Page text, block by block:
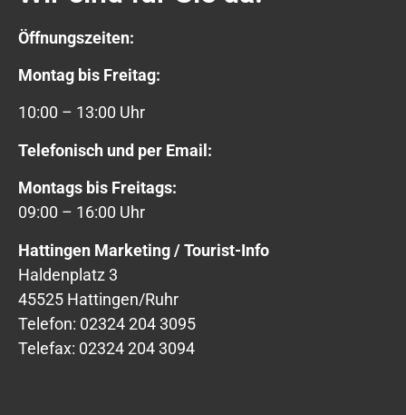
Öffnungszeiten:
Montag bis Freitag:
10:00 – 13:00 Uhr
Telefonisch und per Email:
Montags bis Freitags:
09:00 – 16:00 Uhr
Hattingen Marketing / Tourist-Info
Haldenplatz 3
45525 Hattingen/Ruhr
Telefon: 02324 204 3095
Telefax: 02324 204 3094